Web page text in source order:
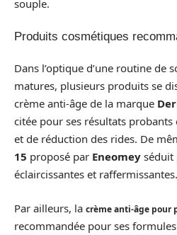
souple.
Produits cosmétiques
Dans l’optique d’une routine de
matures, plusieurs produits se
crème anti-âge de la marque
citée pour ses résultats probants
et de réduction des rides. De
15 proposé par Eneomey séduit
éclaircissantes et raffermissantes.
Par ailleurs, la crème anti-âge pour
recommandée pour ses